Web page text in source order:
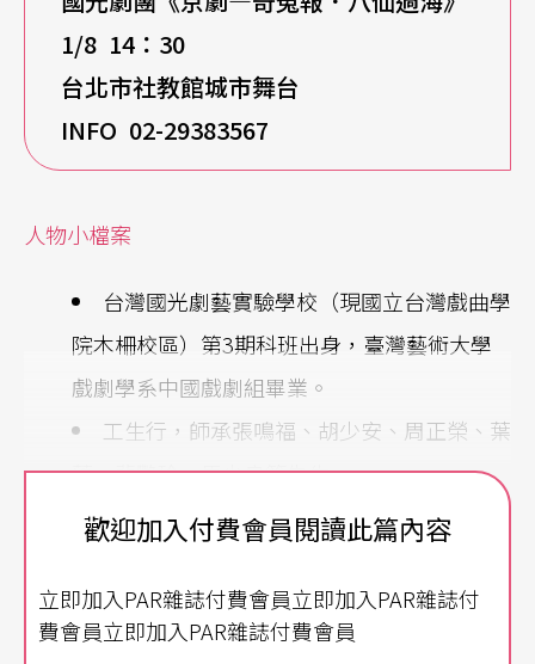
1/8 14 ：30
台北市社教館城市舞台
INFO 02-29383567
人物小檔案
台灣國光劇藝實驗學校（現國立台灣戲曲學
院木柵校區）第3期科班出身，臺灣藝術大學
戲劇學系中國戲劇組畢業。
工生行，師承張鳴福、胡少安、周正榮、葉
蓬、裴艷玲、馬少良等先生。
京劇重要演出作品： 國光劇團《閻羅夢》、
《王有道休妻》等；當代傳奇劇場《慾望城
國》、《等待果陀》、《暴風雨》等。現代劇
歡迎加入付費會員閱讀此篇內容
立即加入PAR雜誌付費會員立即加入PAR雜誌付
費會員立即加入PAR雜誌付費會員